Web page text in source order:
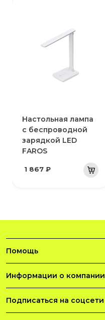
Настольная лампа
с беспроводной
зарядкой LED
FAROS
1 867 ₽
Помощь
Информации о компании
Подписаться на соцсети